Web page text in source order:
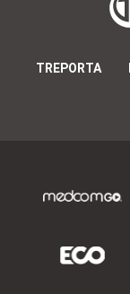
TREPORTA